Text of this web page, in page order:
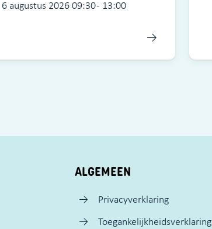
6 augustus 2026 09:30 - 13:00
ALGEMEEN
Privacyverklaring
Toegankelijkheidsverklaring